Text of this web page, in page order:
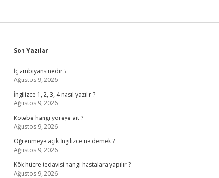
Sidebar
Son Yazılar
İç ambiyans nedir ?
Ağustos 9, 2026
İngilizce 1, 2, 3, 4 nasıl yazılır ?
Ağustos 9, 2026
Kötebe hangi yöreye ait ?
Ağustos 9, 2026
Öğrenmeye açık İngilizce ne demek ?
Ağustos 9, 2026
Kök hücre tedavisi hangi hastalara yapılır ?
Ağustos 9, 2026